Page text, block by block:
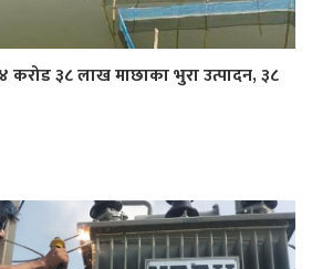
करोड ३८ लाख माछाका भुरा उत्पादन, ३८